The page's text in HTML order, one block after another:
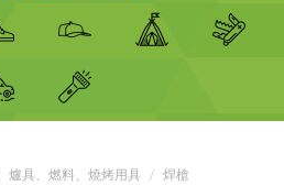
爐具、燃料、燒烤用具 焊槍